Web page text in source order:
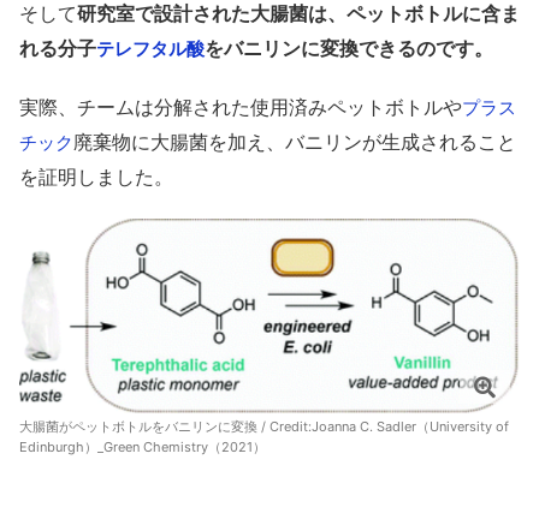
そして研究室で設計された大腸菌は、ペットボトルに含ま
れる分子テレフタル酸をバニリンに変換できるのです。
実際、チームは分解された使用済みペットボトルやプラス
チック廃棄物に大腸菌を加え、バニリンが生成されること
を証明しました。
大腸菌がペットボトルをバニリンに変換 / Credit:Joanna C. Sadler（University of
Edinburgh）_Green Chemistry（2021）